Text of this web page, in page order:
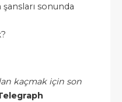
sonunda
kaçmak için son